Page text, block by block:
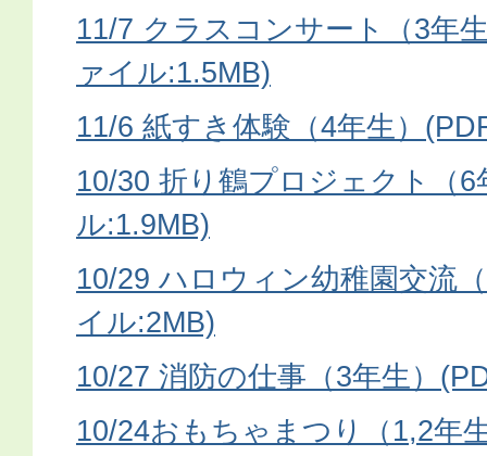
11/7 クラスコンサート（3年
ァイル:1.5MB)
11/6 紙すき体験（4年生）
10/30 折り鶴プロジェクト（
ル:1.9MB)
10/29 ハロウィン幼稚園交流
イル:2MB)
10/27 消防の仕事（3年生）
10/24おもちゃまつり（1,2年